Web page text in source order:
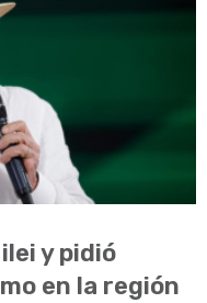
y pidió
en la región